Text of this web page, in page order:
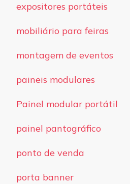
expositores portáteis
mobiliário para feiras
montagem de eventos
paineis modulares
Painel modular portátil
painel pantográfico
ponto de venda
porta banner